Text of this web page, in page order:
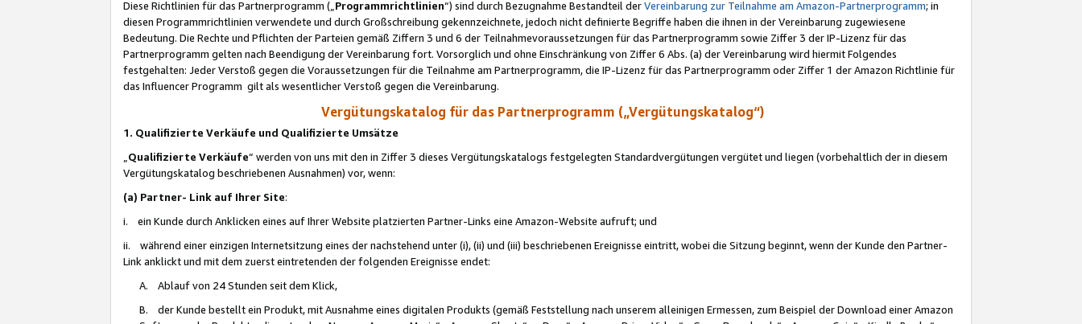
Diese Richtlinien für das Partnerprogramm („Programmrichtlinien“) sind durch Bezugnahme Bestandteil derVereinbarung zur Teilnahme am Amazon-Partnerprogramm; in
diesen Programmrichtlinien verwendete und durch Großschreibung gekennzeichnete, jedoch nicht definierte Begriffe haben die ihnen in der Vereinbarung zugewiesene
Bedeutung. Die Rechte und Pflichten der Parteien gemäß Ziffern 3 und 6 der Teilnahmevoraussetzungen für das Partnerprogramm sowie Ziffer 3 der IP-Lizenz für das
Partnerprogramm gelten nach Beendigung der Vereinbarung fort. Vorsorglich und ohne Einschränkung von Ziffer 6 Abs. (a) der Vereinbarung wird hiermit Folgendes
festgehalten: Jeder Verstoß gegen die Voraussetzungen für die Teilnahme am Partnerprogramm, die IP-Lizenz für das Partnerprogramm oder Ziffer 1 der Amazon Richtlinie für
das Influencer Programm gilt als wesentlicher Verstoß gegen die Vereinbarung.
Vergütungskatalog für das Partnerprogramm („Vergütungskatalog“)
1. Qualifizierte Verkäufe und Qualifizierte Umsätze
Qualifizierte Verkäufe“ werden von uns mit den in Ziffer 3 dieses Vergütungskatalogs festgelegten Standardvergütungen vergütet und liegen (vorbehaltlich der in diesem
Vergütungskatalog beschriebenen Ausnahmen) vor, wenn:
(a) Partner- Link auf Ihrer Site:
i. ein Kunde durch Anklicken eines auf Ihrer Website platzierten Partner-Links eine Amazon-Website aufruft; und
ii. während einer einzigen Internetsitzung eines der nachstehend unter (i), (ii) und (iii) beschriebenen Ereignisse eintritt, wobei die Sitzung beginnt, wenn der Kunde den Partner-
Link anklickt und mit dem zuerst eintretenden der folgenden Ereignisse endet:
A. Ablauf von 24 Stunden seit dem Klick,
B. der Kunde bestellt ein Produkt, mit Ausnahme eines digitalen Produkts (gemäß Feststellung nach unserem alleinigen Ermessen, zum Beispiel der Download einer Amazon